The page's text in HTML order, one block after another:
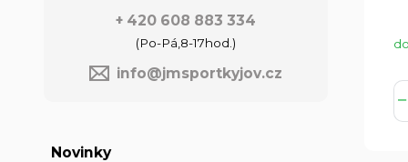
+ 420 608 883 334
(Po-Pá,8-17hod.)
info@jmsportkyjov.cz
Novinky